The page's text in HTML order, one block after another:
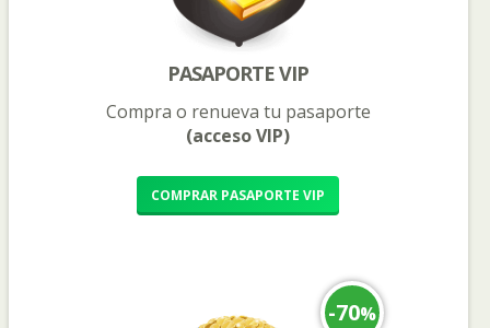
Idioma del sitio
PASAPORTE VIP
Compra o renueva tu pasaporte
(acceso VIP)
COMPRAR PASAPORTE VIP
-70%